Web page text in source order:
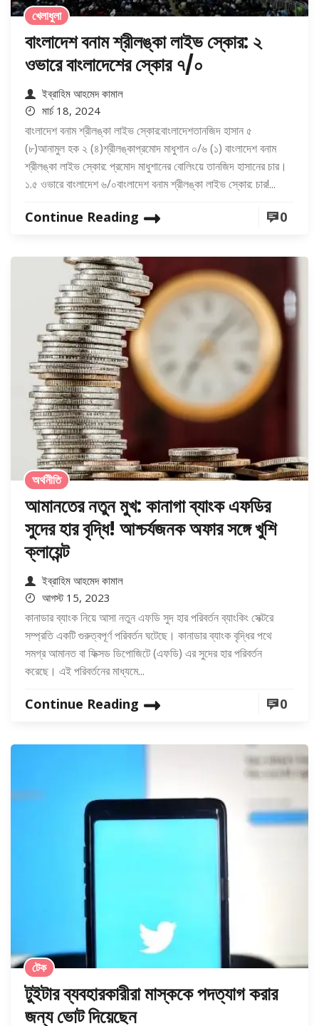
খেলাধুলা
বাংলাদেশ বনাম শ্রীলঙ্কা লাইভ স্কোর: ২
ওভারে বাংলাদেশের স্কোর ৭/০
ইব্রাহিম আহমেদ কামাল
মার্চ 18, 2024
বাংলাদেশ বনাম শ্রীলঙ্কা লাইভ স্কোর:বাংলাদেশতানজিদ হাসান ৫
(৮)আনামুল হক ২ (৪)শ্রীলঙ্কাপ্রমোদ মাধুশান ০/৬ (১) বাংলাদেশ বনাম
শ্রীলঙ্কা লাইভ স্কোর: প্রমোদ মাধুশানের বোলিংয়ে তানজিদ হাসানের চার।
১.৫ ওভারে বাংলাদেশ ৬/০বাংলাদেশ বনাম শ্রীলঙ্কা লাইভ স্কোর: চার!...
Continue Reading 0
অর্থনীতি
আমানতের নতুন মুখ: কানাগা ব্যাংক এফডির
সুদের হার বৃদ্ধি! আশ্চর্যজনক অফার সঙ্গে খুশি
ক্লায়েন্ট
ইব্রাহিম আহমেদ কামাল
আগস্ট 15, 2023
কানাডার ব্যাংক নিয়ে আসা নতুন এফডি সুদ হার পরিবর্তন ব্যাংকিং সেক্টরে
সম্প্রতি একটি গুরুত্বপূর্ণ পরিবর্তন ঘটেছে। কানাডার ব্যাংক বৃদ্ধির পথে
সমগ্র আমানত বা ফিক্সড ডিপোজিটে (এফডি) এর সুদের হার পরিবর্তন
করেছে। এই পরিবর্তনের মাধ্যমে...
Continue Reading 0
টেক
টুইটার ব্যবহারকারীরা মাস্ককে পদত্যাগ করার
জন্য ভোট দিয়েছেন